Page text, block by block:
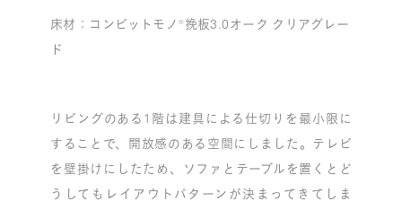
床材：コンビットモノ®挽板3.0オーク クリアグレー
ド
リビングのある1階は建具による仕切りを最小限に
することで、開放感のある空間にしました。テレビ
を壁掛けにしたため、ソファとテーブルを置くとど
うしてもレイアウトパターンが決まってきてしま